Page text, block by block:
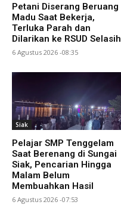
Petani Diserang Beruang
Madu Saat Bekerja,
Terluka Parah dan
Dilarikan ke RSUD Selasih
6 Agustus 2026 -08:35
Siak
Pelajar SMP Tenggelam
Saat Berenang di Sungai
Siak, Pencarian Hingga
Malam Belum
Membuahkan Hasil
6 Agustus 2026 -07:53